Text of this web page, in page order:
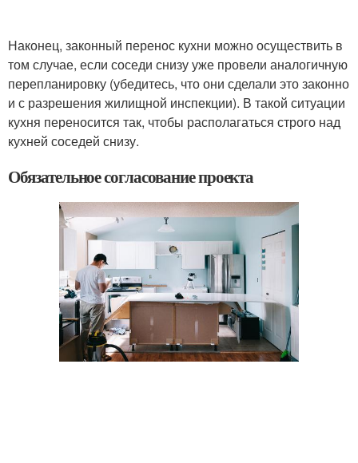
Наконец, законный перенос кухни можно осуществить в
том случае, если соседи снизу уже провели аналогичную
перепланировку (убедитесь, что они сделали это законно
и с разрешения жилищной инспекции). В такой ситуации
кухня переносится так, чтобы располагаться строго над
кухней соседей снизу.
Обязательное согласование проекта